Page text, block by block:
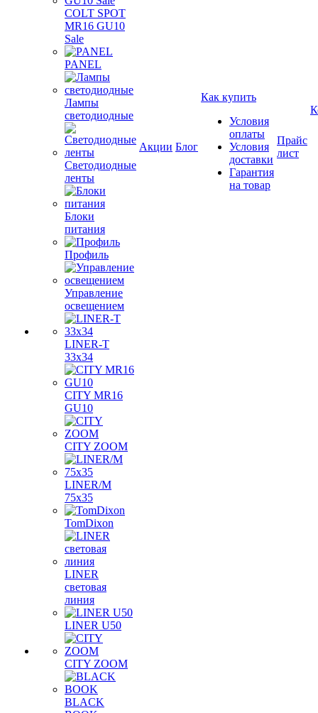
COLT SPOT
MR16 GU10
Sale
PANEL
Лампы
светодиодные
Светодиодные
ленты
Блоки
питания
Профиль
Управление
освещением
LINER-T
33x34
CITY MR16
GU10
CITY ZOOM
LINER/M
75х35
TomDixon
LINER
световая
линия
LINER U50
CITY ZOOM
BLACK
Акции Блог
Как купить
Условия
оплаты
Условия
доставки
Гарантия
на товар
Прайс
лист